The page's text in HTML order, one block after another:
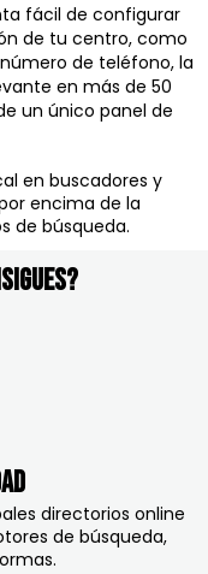
fácil de configurar
de tu centro, como
de teléfono, la
en más de 50
un único panel de
en buscadores y
encima de la
de búsqueda.
directorios online
de búsqueda,